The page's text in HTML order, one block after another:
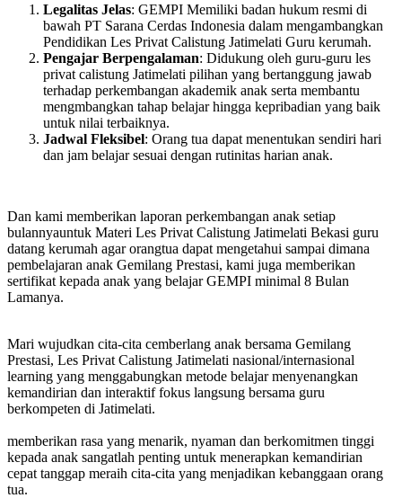
Legalitas Jelas: GEMPI Memiliki badan hukum resmi di
bawah PT Sarana Cerdas Indonesia dalam mengambangkan
Pendidikan Les Privat Calistung Jatimelati Guru kerumah.
Pengajar Berpengalaman: Didukung oleh guru-guru les
privat calistung Jatimelati pilihan yang bertanggung jawab
terhadap perkembangan akademik anak serta membantu
mengmbangkan tahap belajar hingga kepribadian yang baik
untuk nilai terbaiknya.
Jadwal Fleksibel: Orang tua dapat menentukan sendiri hari
dan jam belajar sesuai dengan rutinitas harian anak.
Dan kami memberikan laporan perkembangan anak setiap
bulannyauntuk Materi Les Privat Calistung Jatimelati Bekasi guru
datang kerumah agar orangtua dapat mengetahui sampai dimana
pembelajaran anak Gemilang Prestasi, kami juga memberikan
sertifikat kepada anak yang belajar GEMPI minimal 8 Bulan
Lamanya.
Mari wujudkan cita-cita cemberlang anak bersama Gemilang
Prestasi, Les Privat Calistung Jatimelati nasional/internasional
learning yang menggabungkan metode belajar menyenangkan
kemandirian dan interaktif fokus langsung bersama guru
berkompeten di Jatimelati.
memberikan rasa yang menarik, nyaman dan berkomitmen tinggi
kepada anak sangatlah penting untuk menerapkan kemandirian
cepat tanggap meraih cita-cita yang menjadikan kebanggaan orang
tua.